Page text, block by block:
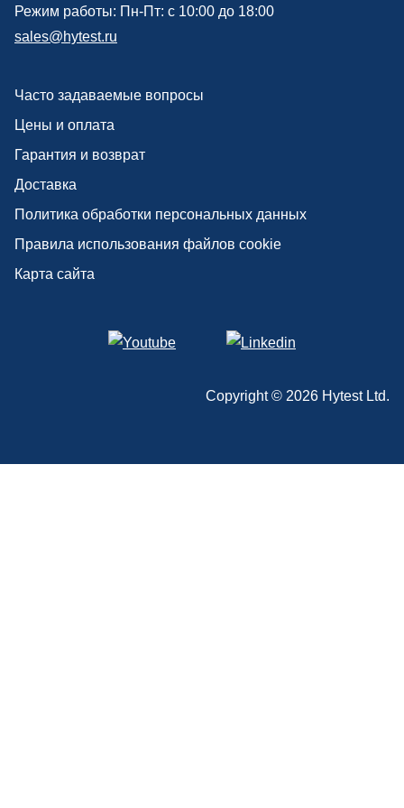
Режим работы: Пн-Пт: с 10:00 до 18:00
sales@hytest.ru
Часто задаваемые вопросы
Цены и оплата
Гарантия и возврат
Доставка
Политика обработки персональных данных
Правила использования файлов cookie
Карта сайта
Copyright © 2026 Hytest Ltd.